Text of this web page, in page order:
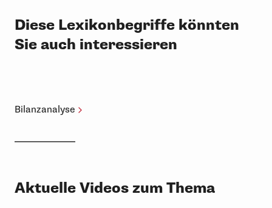
Diese Lexikonbegriffe könnten
Sie auch interessieren
Bilanzanalyse
Aktuelle Videos zum Thema